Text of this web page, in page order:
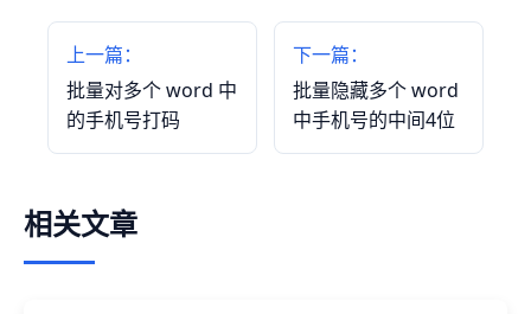
上一篇：
批量对多个 word 中
的手机号打码
下一篇：
批量隐藏多个 word
中手机号的中间4位
相关文章